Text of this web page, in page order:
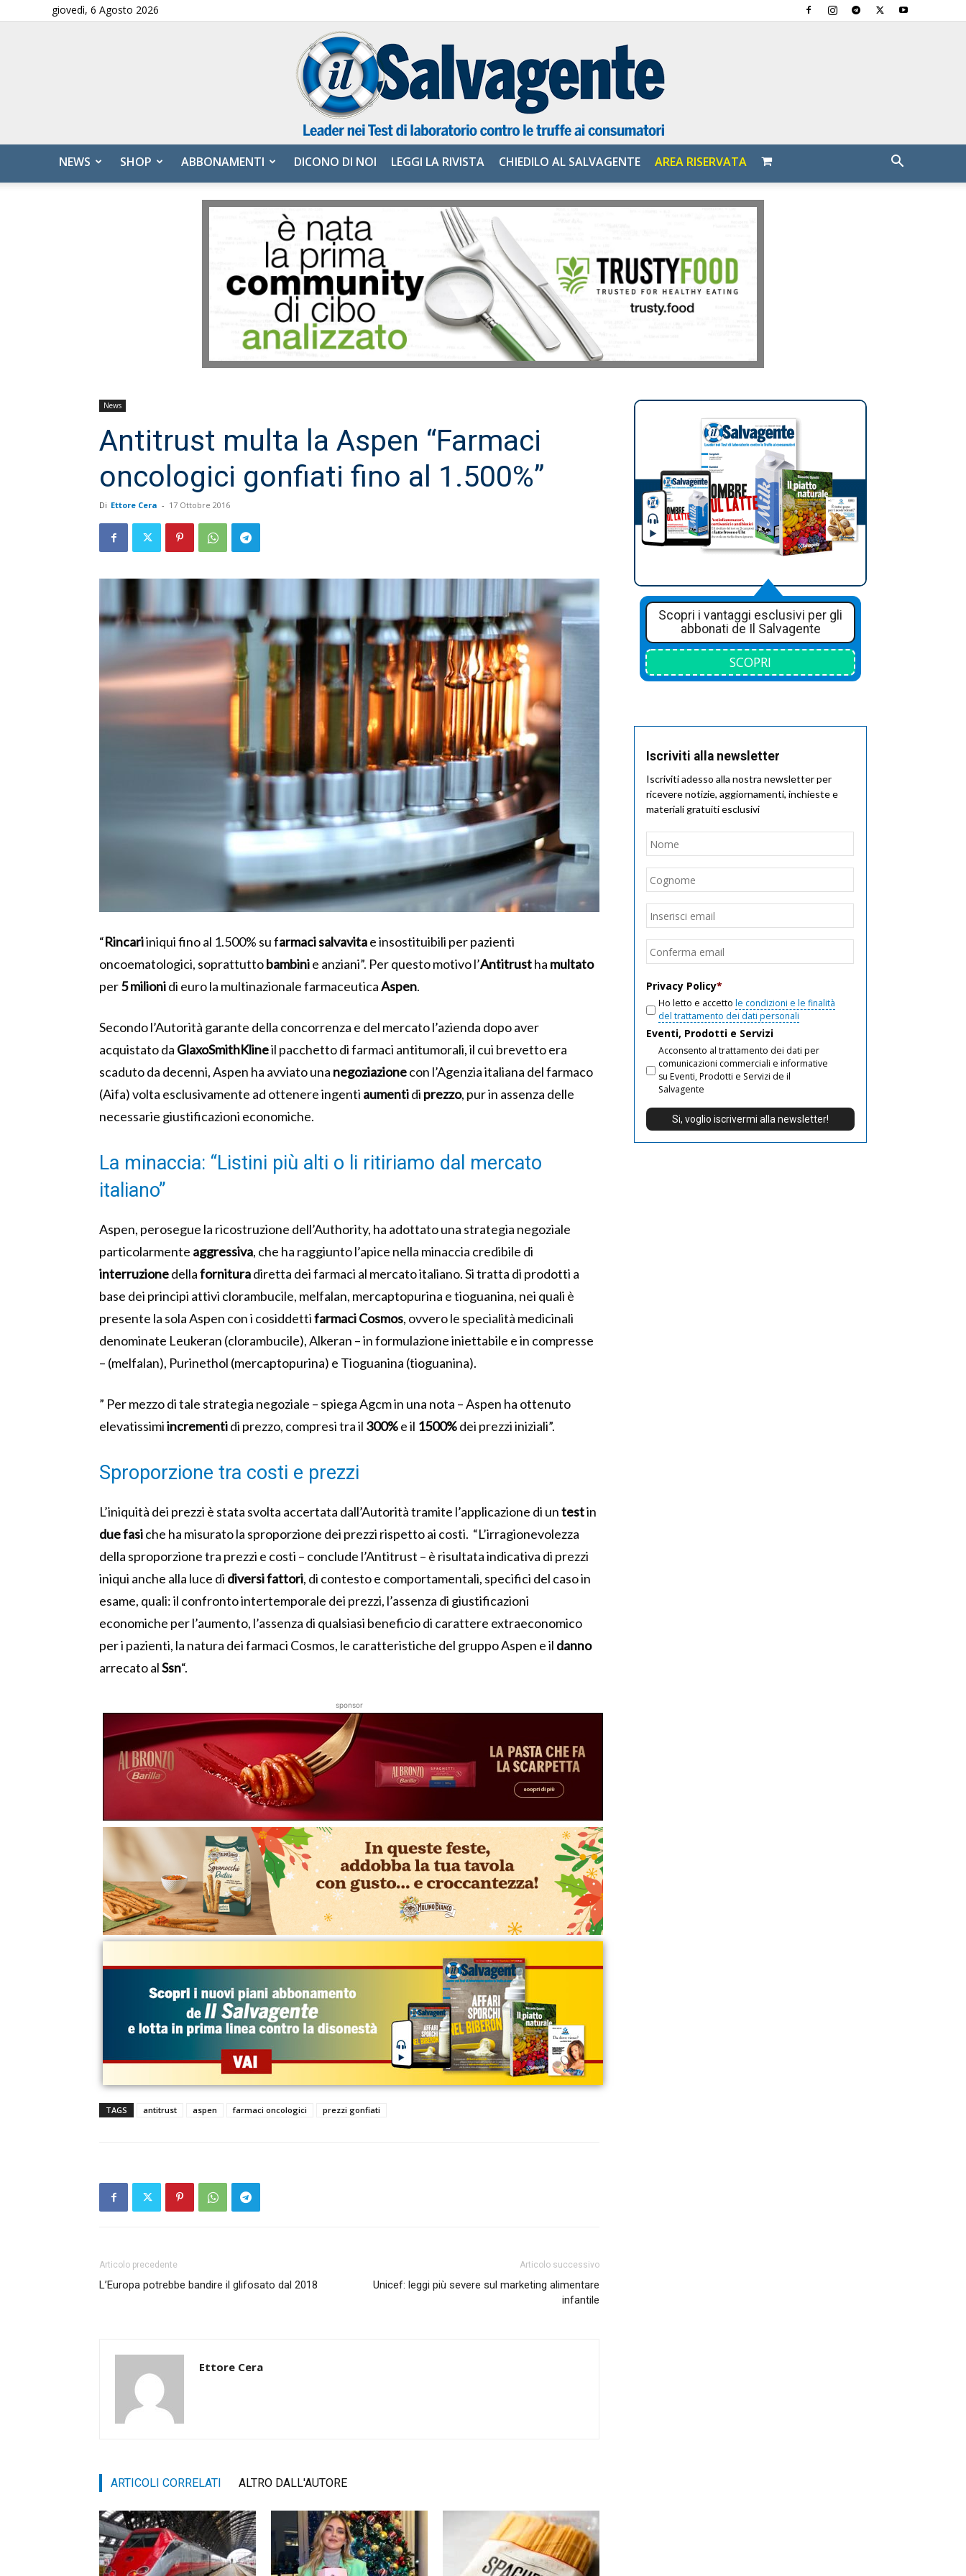
giovedì, 6 Agosto 2026
Salvagente
NEWS SHOP ABBONAMENTI DICONO DI NOI LEGGI LA RIVISTA CHIEDILO AL SALVAGENTE AREA RISERVATA
News
Antitrust multa la Aspen “Farmaci
oncologici gonfiati fino al 1.500%”
Di Ettore Cera - 17 Ottobre 2016
“Rincariiniqui fino al 1.500% su farmaci salvavitae insostituibili per pazienti
oncoematologici, soprattuttobambinie anziani”. Per questo motivo l’Antitrustha multato
per5 milionidi euro la multinazionale farmaceuticaAspen.
Secondo l’Autorità garante della concorrenza e del mercato l’azienda dopo aver
acquistato da GlaxoSmithKlineil pacchetto di farmaci antitumorali, il cui brevetto era
scaduto da decenni, Aspen ha avviato una negoziazionecon l’Agenzia italiana del farmaco
(Aifa) volta esclusivamente ad ottenere ingenti aumentidi prezzo, pur in assenza delle
necessarie giustificazioni economiche.
La minaccia: “Listini più alti o li ritiriamo dal mercato
italiano”
Aspen, perosegue la ricostruzione dell’Authority, ha adottato una strategia negoziale
particolarmente aggressiva, che ha raggiunto l’apice nella minaccia credibile di
interruzionedellafornituradiretta dei farmaci al mercato italiano. Si tratta di prodotti a
base dei principi attivi clorambucile, melfalan, mercaptopurina e tioguanina, nei quali è
presente la sola Aspen con i cosiddettifarmaci Cosmos, ovvero le specialità medicinali
denominate Leukeran (clorambucile), Alkeran – in formulazione iniettabile e in compresse
– (melfalan), Purinethol (mercaptopurina) e Tioguanina (tioguanina).
” Per mezzo di tale strategia negoziale – spiega Agcm in una nota – Aspen ha ottenuto
elevatissimiincrementidi prezzo, compresi tra il 300%e il 1500%dei prezzi iniziali”.
Sproporzione tra costi e prezzi
L’iniquità dei prezzi è stata svolta accertata dall’Autorità tramite l’applicazione di untestin
due fasiche ha misurato la sproporzione dei prezzi rispetto ai costi. “L’irragionevolezza
della sproporzione tra prezzi e costi – conclude l’Antitrust – è risultata indicativa di prezzi
iniqui anche alla luce di diversi fattori, di contesto e comportamentali, specifici del caso in
esame, quali: il confronto intertemporale dei prezzi, l’assenza di giustificazioni
economiche per l’aumento, l’assenza di qualsiasi beneficio di carattere extraeconomico
per i pazienti, la natura dei farmaci Cosmos, le caratteristiche del gruppo Aspen e il danno
arrecato alSsn“.
sponsor
TAGS antitrust aspen farmaci oncologici prezzi gonfiati
Articolo precedente
L’Europa potrebbe bandire il glifosato dal 2018
Articolo successivo
Unicef: leggi più severe sul marketing alimentare
infantile
Ettore Cera
ARTICOLI CORRELATI ALTRO DALL'AUTORE
Scopri i vantaggi esclusivi per gli
abbonati de Il Salvagente
SCOPRI
Iscriviti alla newsletter
Iscriviti adesso alla nostra newsletter per
ricevere notizie, aggiornamenti, inchieste e
materiali gratuiti esclusivi
Nome
Email
Privacy Policy*
Ho letto e accetto le condizioni e le finalità
del trattamento dei dati personali
Eventi, Prodotti e Servizi
Acconsento al trattamento dei dati per
comunicazioni commerciali e informative
su Eventi, Prodotti e Servizi de il
Salvagente